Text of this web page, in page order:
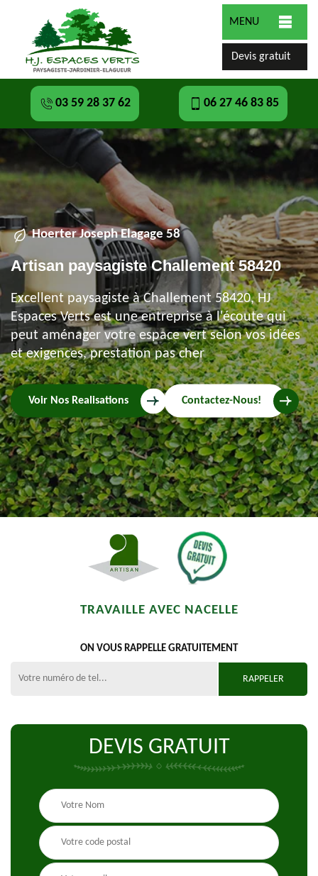
MENU
Devis gratuit
03 59 28 37 62 06 27 46 83 85
Hoerter Joseph Elagage 58
Artisan paysagiste Challement 58420
Excellent paysagiste à Challement 58420, HJ
Espaces Verts est une entreprise à l'écoute qui
peut aménager votre espace vert selon vos idées
et exigences, prestation pas cher
Voir Nos Realisations Contactez-Nous!
TRAVAILLE AVEC NACELLE
ON VOUS RAPPELLE GRATUITEMENT
DEVIS GRATUIT